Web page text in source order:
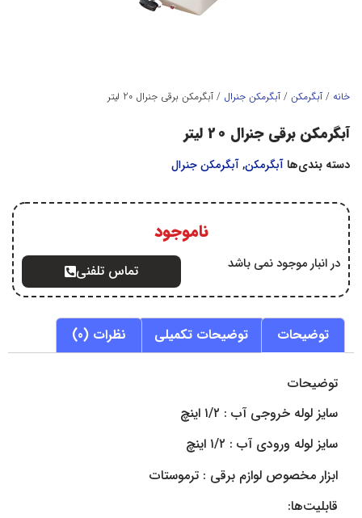
خانه / آبگرمكن / آبگرمکن جنرال / آبگرمکن برقی جنرال 20 لیتر
آبگرمکن برقی جنرال 20 لیتر
دسته بندی‌ها آبگرمكن,آبگرمکن جنرال
ناموجود
در انبار موجود نمی باشد تماس تلفنی
توضیحات توضیحات تکمیلی نظرات (0)
توضیحات
سایز لوله خروجی آب : ۱/۲ اینچ
سایز لوله ورودی آب : ۱/۲ اینچ
ابزار مخصوص لوازم برقی : ترموستات
قابلیت‌ها: